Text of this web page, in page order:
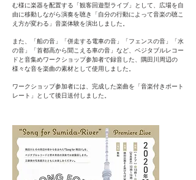
む様に楽器を配置する「観客回遊型ライブ」として、広場を自
由に移動しながら演奏を聴き「自分の行動によって音楽の聴こ
え方が変わる」音楽体験を演出しました。
また、「船の音」「併走する電車の音」「フェンスの音」「水
の音」「首都高から聞こえる車の音」など、ベジタブルレコー
ドと音集めワークショップ参加者で録音した、隅田川周辺の
様々な音を楽曲の素材として使用しました。
ワークショップ参加者には、完成した楽曲を「音楽付きポート
レート」として後日送付しました。